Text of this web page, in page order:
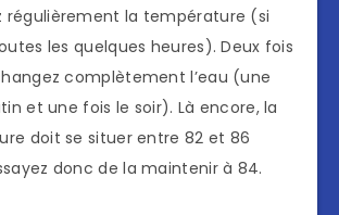
régulièrement la température (si
les quelques heures). Deux fois
complètement l’eau (une
et une fois le soir). Là encore, la
doit se situer entre 82 et 86
donc de la maintenir à 84.